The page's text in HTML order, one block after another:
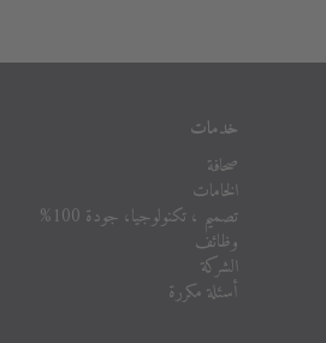
خدمات
صحافة
الخامات
تصميم ، تكنولوجيا، جودة 100%
وظائف
الشركة
أسئلة مكررة